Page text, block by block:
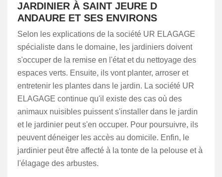
JARDINIER À SAINT JEURE D
ANDAURE ET SES ENVIRONS
Selon les explications de la société UR ELAGAGE
spécialiste dans le domaine, les jardiniers doivent
s'occuper de la remise en l'état et du nettoyage des
espaces verts. Ensuite, ils vont planter, arroser et
entretenir les plantes dans le jardin. La société UR
ELAGAGE continue qu'il existe des cas où des
animaux nuisibles puissent s'installer dans le jardin
et le jardinier peut s'en occuper. Pour poursuivre, ils
peuvent déneiger les accès au domicile. Enfin, le
jardinier peut être affecté à la tonte de la pelouse et à
l'élagage des arbustes.